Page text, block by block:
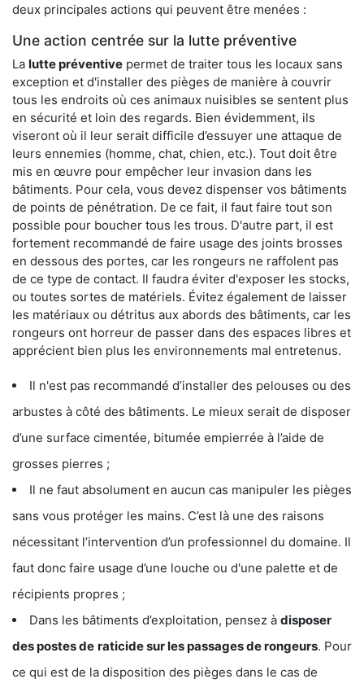
deux principales actions qui peuvent être menées :
Une action centrée sur la lutte préventive
La lutte préventive permet de traiter tous les locaux sans
exception et d'installer des pièges de manière à couvrir
tous les endroits où ces animaux nuisibles se sentent plus
en sécurité et loin des regards. Bien évidemment, ils
viseront où il leur serait difficile d’essuyer une attaque de
leurs ennemies (homme, chat, chien, etc.). Tout doit être
mis en œuvre pour empêcher leur invasion dans les
bâtiments. Pour cela, vous devez dispenser vos bâtiments
de points de pénétration. De ce fait, il faut faire tout son
possible pour boucher tous les trous. D'autre part, il est
fortement recommandé de faire usage des joints brosses
en dessous des portes, car les rongeurs ne raffolent pas
de ce type de contact. Il faudra éviter d'exposer les stocks,
ou toutes sortes de matériels. Évitez également de laisser
les matériaux ou détritus aux abords des bâtiments, car les
rongeurs ont horreur de passer dans des espaces libres et
apprécient bien plus les environnements mal entretenus.
Il n'est pas recommandé d’installer des pelouses ou des
arbustes à côté des bâtiments. Le mieux serait de disposer
d’une surface cimentée, bitumée empierrée à l’aide de
grosses pierres ;
Il ne faut absolument en aucun cas manipuler les pièges
sans vous protéger les mains. C’est là une des raisons
nécessitant l’intervention d’un professionnel du domaine. Il
faut donc faire usage d’une louche ou d'une palette et de
récipients propres ;
Dans les bâtiments d’exploitation, pensez à disposer
des postes de raticide sur les passages de rongeurs. Pour
ce qui est de la disposition des pièges dans le cas de